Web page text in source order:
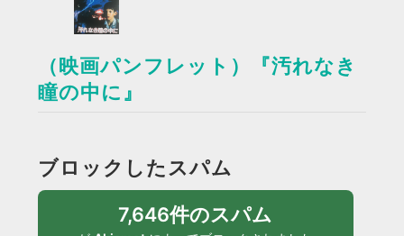
（映画パンフレット）『汚れなき
瞳の中に』
ブロックしたスパム
7,646件のスパム